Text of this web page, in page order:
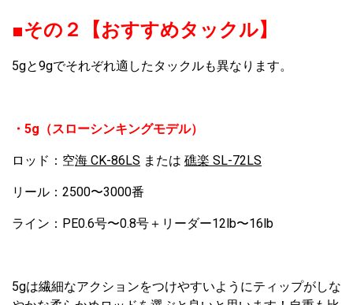
■その２【おすすめタックル】
5gと9gでそれぞれ適したタックルも異なります。
・5g（スローシンキングモデル）
ロッド：空海 CK-86LS または 礁楽 SL-72LS
リール：2500〜3000番
ライン：PE0.6号〜0.8号＋リーダー12lb〜16lb
5gは繊細なアクションをつけやすいようにティップがしな